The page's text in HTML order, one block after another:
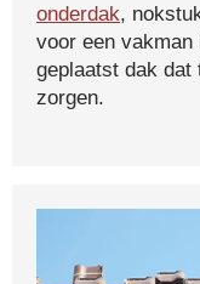
onderdak,
voor een
geplaatst dak dat
zorgen.